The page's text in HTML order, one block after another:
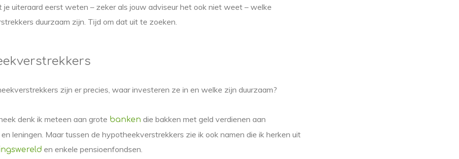
je uiteraard eerst weten – zeker als jouw adviseur het ook niet weet – welke
duurzaam zijn. Tijd om dat uit te zoeken.
zijn er precies, waar investeren ze in en welke zijn duurzaam?
denk ik meteen aan grote banken die bakken met geld verdienen aan
leningen. Maar tussen de hypotheekverstrekkers zie ik ook namen die ik herken uit
en enkele pensioenfondsen.